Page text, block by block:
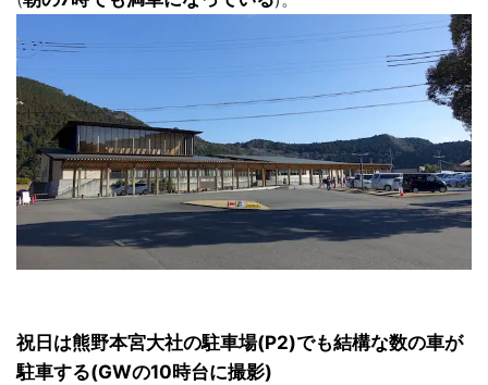
祝日は熊野本宮大社の駐車場(P2)でも結構な数の車が
駐車する(GWの10時台に撮影)